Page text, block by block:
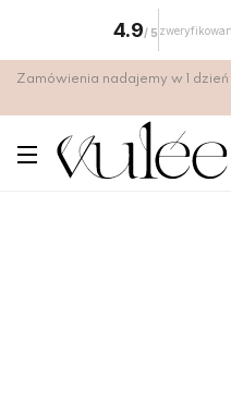
Zamówienia nadajemy w 1
4.9/ 5